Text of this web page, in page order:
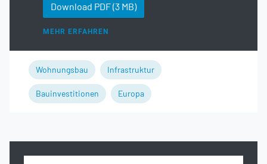
Download PDF(3 MB)
MEHR ERFAHREN
Wohnungsbau Infrastruktur
Bauinvestitionen Europa